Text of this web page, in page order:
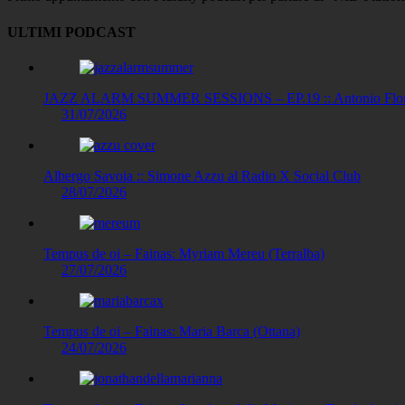
ULTIMI PODCAST
JAZZ ALARM SUMMER SESSIONS – EP.19 :: Antonio
31/07/2026
Albergo Savoia :: Simone Azzu al Radio X Social Club
28/07/2026
Tempus de oi – Fainas: Myriam Mereu (Terralba)
27/07/2026
Tempus de oi – Fainas: Maria Barca (Ottana)
24/07/2026